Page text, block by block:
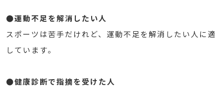
●運動不足を解消したい人
スポーツは苦手だけれど、運動不足を解消したい人に適
しています。
●健康診断で指摘を受けた人